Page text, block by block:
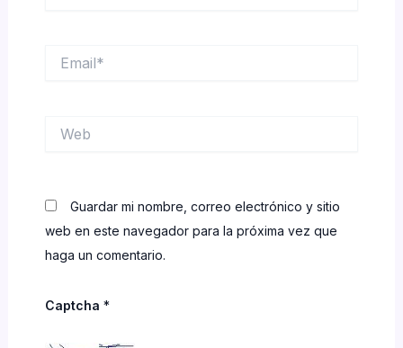
Guardar mi nombre, correo electrónico y sitio
web en este navegador para la próxima vez que
haga un comentario.
Captcha *